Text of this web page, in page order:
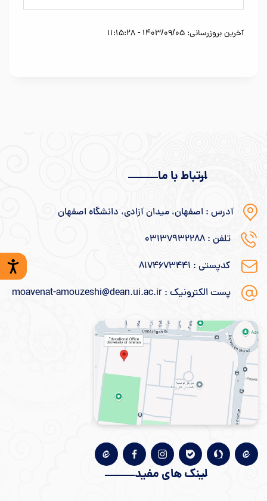
آخرین بروزرسانی: 1403/09/05 - 11:15:28
ارتباط با ما
آدرس : اصفهان، میدان آزادی، دانشگاه اصفهان
تلفن : ۰۳۱۳۷۹۳۲۲۸۸
کدپستی : ۸۱۷۴۶۷۳۴۴۱
پست الکترونیک : moavenat-amouzeshi@dean.ui.ac.ir
لینک های مفید